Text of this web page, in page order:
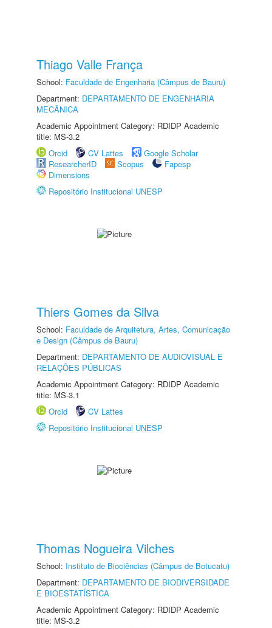
Thiago Valle França
School: Faculdade de Engenharia (Câmpus de Bauru)
Department: DEPARTAMENTO DE ENGENHARIA
MECÂNICA
Academic Appointment Category: RDIDP Academic
title: MS-3.2
Orcid
CV Lattes
Google Scholar
ResearcherID
Scopus
Fapesp
Dimensions
Repositório Institucional UNESP
Thiers Gomes da Silva
School: Faculdade de Arquitetura, Artes, Comunicação
e Design (Câmpus de Bauru)
Department: DEPARTAMENTO DE AUDIOVISUAL E
RELAÇÕES PÚBLICAS
Academic Appointment Category: RDIDP Academic
title: MS-3.1
Orcid
CV Lattes
Repositório Institucional UNESP
Thomas Nogueira Vilches
School: Instituto de Biociências (Câmpus de Botucatu)
Department: DEPARTAMENTO DE BIODIVERSIDADE
E BIOESTATÍSTICA
Academic Appointment Category: RDIDP Academic
title: MS-3.2